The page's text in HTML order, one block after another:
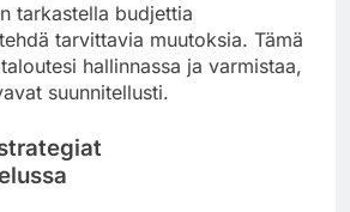
tarkastella budjettia
tarvittavia muutoksia. Tämä
hallinnassa ja varmistaa,
suunnitellusti.